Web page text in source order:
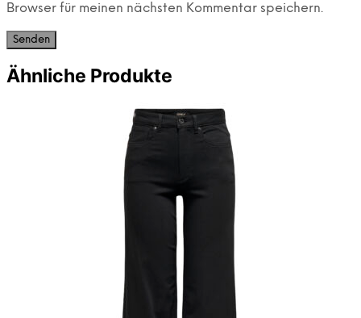
Browser für meinen nächsten Kommentar speichern.
Ähnliche Produkte